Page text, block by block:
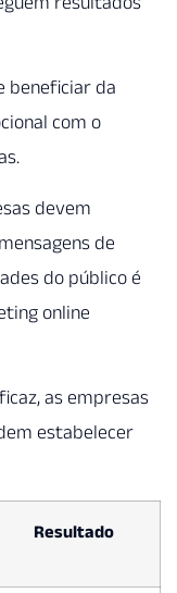
beneficiar da
com o
devem
de
do público é
online
as empresas
estabelecer
Resultado